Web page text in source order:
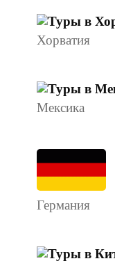
Хорватия
Мексика
Германия